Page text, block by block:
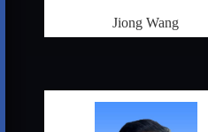
Jiong Wang